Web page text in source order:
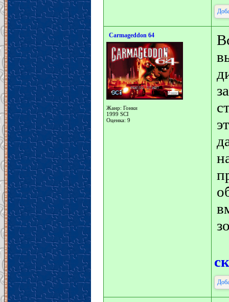
Carmageddon 64
Жанр: Гонки
1999 SCI
Оценка: 9